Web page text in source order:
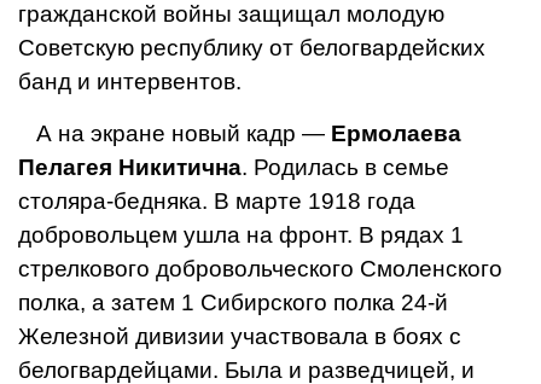
гражданской войны защи­щал молодую
Советскую республику от белогвардейских
банд и интервентов.
А на экране новый кадр — Ермолаева
Пелагея Ни­китична. Родилась в семье
столяра-бедняка. В марте 1918 года
добровольцем уш­ла на фронт. В рядах 1
стрелкового добровольческо­го Смоленского
полка, а за­тем 1 Сибирского полка 24-й
Железной дивизии участво­вала в боях с
белогвардей­цами. Была и разведчицей, и